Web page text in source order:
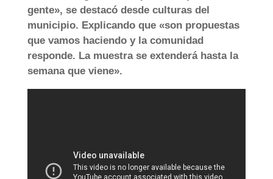
gente», se destacó desde culturas del
municipio. Explicando que «son propuestas
que vamos haciendo y la comunidad
responde. La muestra se extenderá hasta la
semana que viene».